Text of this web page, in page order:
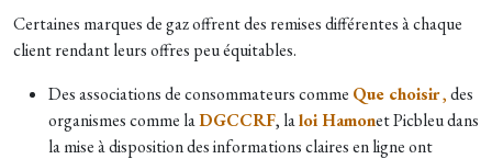
Certaines marques de gaz offrent des remises différentes à chaque
client rendant leurs offres peu équitables.
Des associations de consommateurs comme Que choisir,des
organismes comme laDGCCRF, laloi Hamonet Picbleu dans
la mise à disposition des informations claires en ligne ont